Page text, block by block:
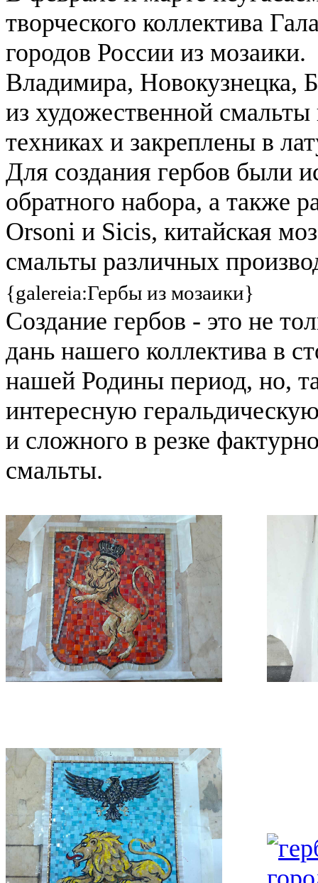
творческого коллектива
городов России из
Владимира, Новокузнецка,
из художественной
техниках и закреплены в
Для создания гербов были
обратного набора, а также
Orsoni и Sicis, китайская
смальты различных
{galereia:Гербы из мозаики}
Создание гербов - это не
дань нашего коллектива в
нашей Родины период, но,
интересную
и сложного в резке
смальты.